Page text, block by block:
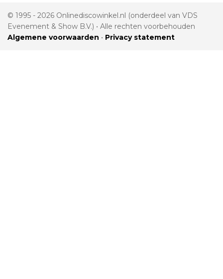
© 1995 - 2026 Onlinediscowinkel.nl (onderdeel van VDS
Evenement & Show B.V.) • Alle rechten voorbehouden
Algemene voorwaarden • Privacy statement